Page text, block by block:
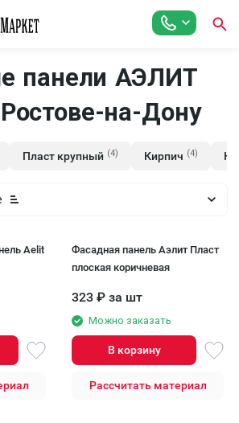
панели АЭЛИТ
на-Дону
Пласт крупный (4) Кирпич (4)
Aelit
Фасадная панель Аэлит Пласт
плоская коричневая
323 ₽ за шт
Можно заказать
В корзину
Рассчитать материал